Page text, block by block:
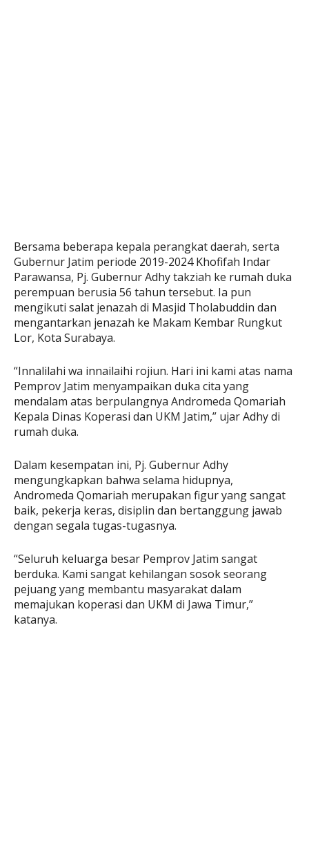
Bersama beberapa kepala perangkat daerah, serta
Gubernur Jatim periode 2019-2024 Khofifah Indar
Parawansa, Pj. Gubernur Adhy takziah ke rumah duka
perempuan berusia 56 tahun tersebut. Ia pun
mengikuti salat jenazah di Masjid Tholabuddin dan
mengantarkan jenazah ke Makam Kembar Rungkut
Lor, Kota Surabaya.
“Innalilahi wa innailaihi rojiun. Hari ini kami atas nama
Pemprov Jatim menyampaikan duka cita yang
mendalam atas berpulangnya Andromeda Qomariah
Kepala Dinas Koperasi dan UKM Jatim,” ujar Adhy di
rumah duka.
Dalam kesempatan ini, Pj. Gubernur Adhy
mengungkapkan bahwa selama hidupnya,
Andromeda Qomariah merupakan figur yang sangat
baik, pekerja keras, disiplin dan bertanggung jawab
dengan segala tugas-tugasnya.
“Seluruh keluarga besar Pemprov Jatim sangat
berduka. Kami sangat kehilangan sosok seorang
pejuang yang membantu masyarakat dalam
memajukan koperasi dan UKM di Jawa Timur,”
katanya.